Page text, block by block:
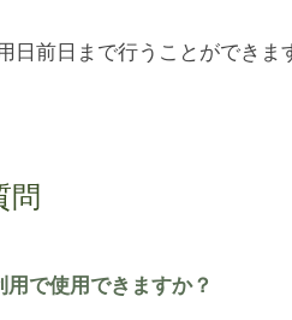
前日まで行うことができ
問
で使用できますか？